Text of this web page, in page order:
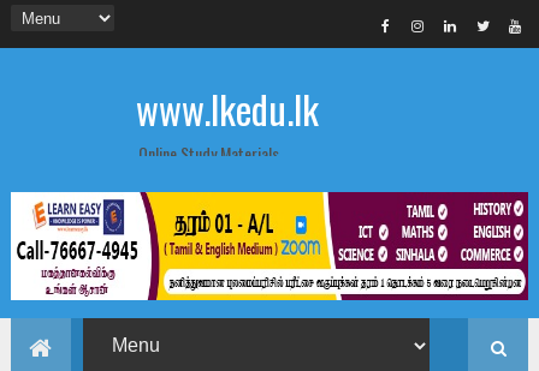
www.lkedu.lk
Online Study Materials